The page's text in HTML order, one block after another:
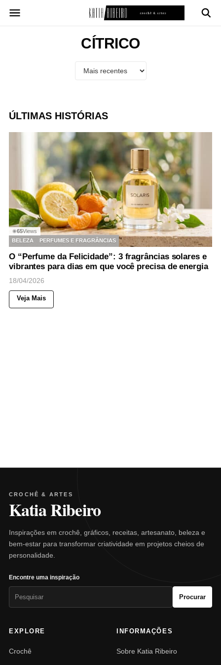
para
CÍTRICO
ÚLTIMAS HISTÓRIAS
◉65Views
BELEZA
PERFUMES E FRAGRÂNCIAS
O “Perfume da Felicidade”: 3 fragrâncias solares e
vibrantes para dias em que você precisa de energia
18/04/2026
Veja Mais
CROCHÊ & ARTES
Katia Ribeiro
Inspirações em crochê, gráficos, receitas, artesanato, beleza e
bem-estar para transformar criatividade em projetos cheios de
personalidade.
Encontre uma inspiração
Procurar
EXPLORE
Crochê
INFORMAÇÕES
Sobre Katia Ribeiro